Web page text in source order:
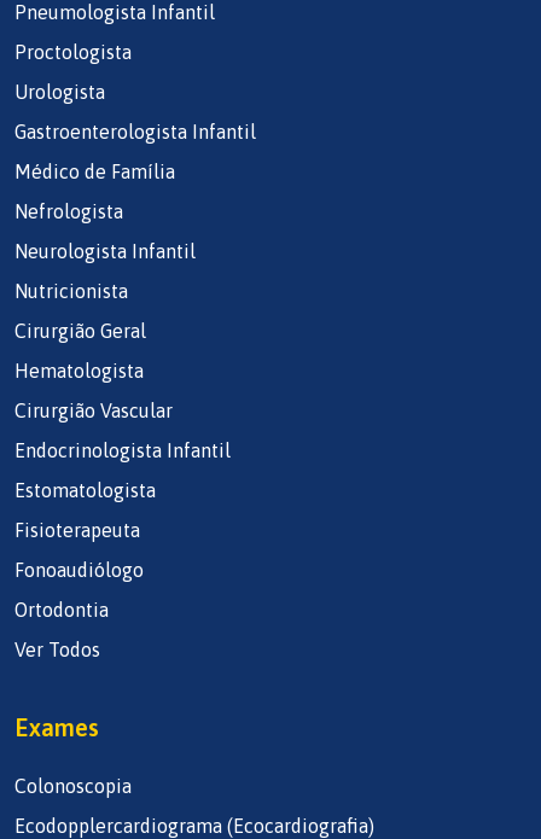
Pneumologista Infantil
Proctologista
Urologista
Gastroenterologista Infantil
Médico de Família
Nefrologista
Neurologista Infantil
Nutricionista
Cirurgião Geral
Hematologista
Cirurgião Vascular
Endocrinologista Infantil
Estomatologista
Fisioterapeuta
Fonoaudiólogo
Ortodontia
Ver Todos
Exames
Colonoscopia
Ecodopplercardiograma (Ecocardiografia)